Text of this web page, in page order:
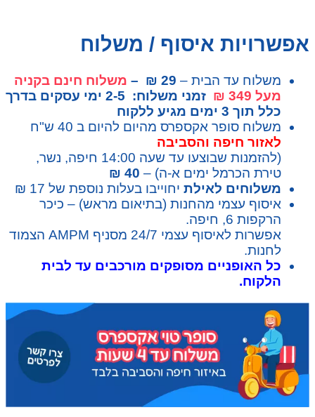
אפשרויות איסוף / משלוח
משלוח עד הבית – 29 ₪ –
משלוח חינם בקניה
מעל 349 ₪
זמני משלוח: 2-5 ימי עסקים בדרך
כלל תוך 3 ימים מגיע ללקוח
משלוח סופר אקספרס מהיום להיום ב 40 ש"ח
לאזור חיפה והסביבה
(להזמנות שבוצעו עד שעה 14:00 חיפה, נשר,
טירת הכרמל ימים א-ה) – 40 ₪
משלוחים לאילתיחוייבו בעלות נוספת של 17 ₪
איסוף עצמי מהחנות (בתיאום מראש) – כיכר
הרקפות 6, חיפה.
אפשרות לאיסוף עצמי 24/7 מסניף AMPM הצמוד
לחנות.
כל האופניים מסופקים מורכבים עד לבית
הלקוח.